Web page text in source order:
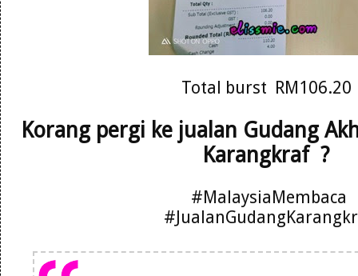
Total burst RM106.20
Korang pergi ke jualan Gudang
Karangkraf ?
#MalaysiaMembaca